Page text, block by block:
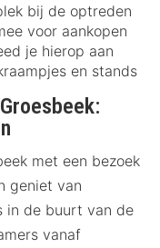
bij de optreden
voor aankopen
je hierop aan
en stands
met een bezoek
geniet van
in de buurt van de
vanaf